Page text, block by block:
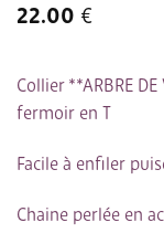
22.00 €
Collier **ARBRE
fermoir en T
Facile à enfiler
Chaine perlée en